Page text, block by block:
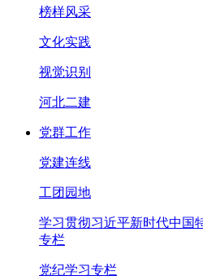
榜样风采
文化实践
视觉识别
河北二建
党群工作
党建连线
工团园地
学习贯彻习近平新时代中国
专栏
党纪学习专栏